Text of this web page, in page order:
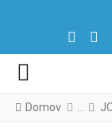
Domov